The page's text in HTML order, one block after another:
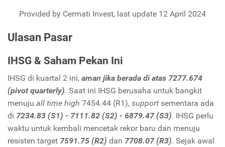
Provided by Cermati Invest, last update 12 April 2024
Ulasan Pasar
IHSG & Saham Pekan Ini
IHSG di kuartal 2 ini, aman jika berada di atas 7277.674
(pivot quarterly). Saat ini IHSG berusaha untuk bangkit
menuju all time high 7454.44 (R1), support sementara ada
di 7234.83 (S1) - 7111.82 (S2) - 6879.47 (S3). IHSG perlu
waktu untuk kembali mencetak rekor baru dan menuju
resisten target 7591.75 (R2) dan 7708.07 (R3). Sejak awal